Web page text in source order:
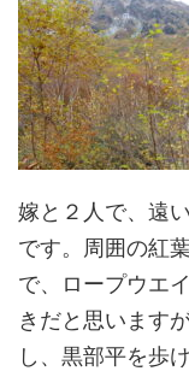
嫁と２人で、遠
です。周囲の紅
で、ロープウエ
きだと思います
し、黒部平を歩